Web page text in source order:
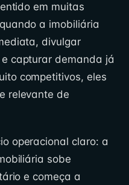
em muitas
a imobiliária
divulgar
capturar demanda já
competitivos, eles
relevante de
operacional claro: a
sobe
e começa a